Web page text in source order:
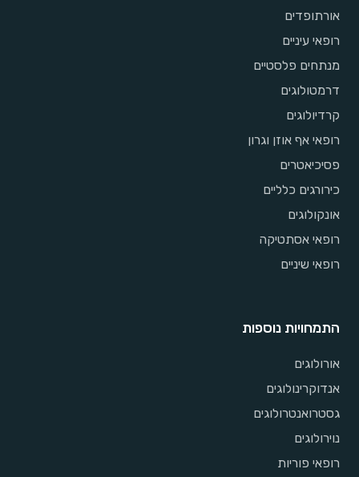
אורתופדים
רופאי עיניים
מנתחים פלסטיים
דרמטולוגים
קרדיולוגים
רופאי אף אוזן וגרון
פסיכיאטרים
כירורגים כלליים
אונקולוגים
רופאי אסתטיקה
רופאי שיניים
התמחויות נוספות
אורולוגים
אנדוקרינולוגים
גסטרואנטרולוגים
נוירולוגים
רופאי פוריות